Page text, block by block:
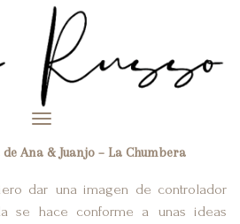
Toggle
Ana & Juanjo – La Chumbera
dar una imagen de controlador
se hace conforme a unas ideas